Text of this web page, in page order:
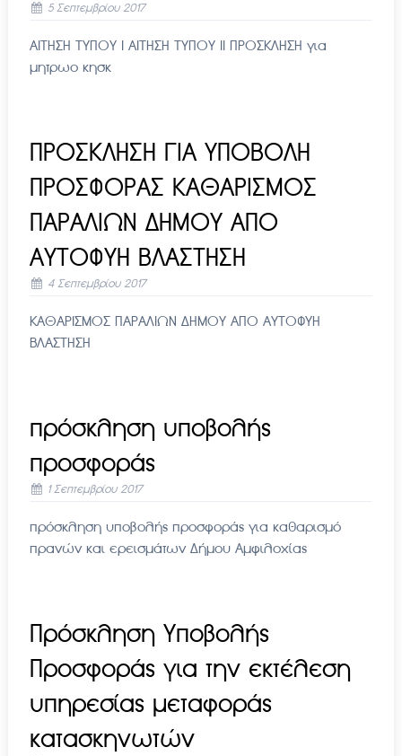
5 Σεπτεμβρίου 2017
ΑΙΤΗΣΗ ΤΥΠΟΥ Ι ΑΙΤΗΣΗ ΤΥΠΟΥ ΙΙ ΠΡΟΣΚΛΗΣΗ για
μητρωο κησκ
ΠΡΟΣΚΛΗΣΗ ΓΙΑ ΥΠΟΒΟΛΗ
ΠΡΟΣΦΟΡΑΣ ΚΑΘΑΡΙΣΜΟΣ
ΠΑΡΑΛΙΩΝ ΔΗΜΟΥ ΑΠΟ
ΑΥΤΟΦΥΗ ΒΛΑΣΤΗΣΗ
4 Σεπτεμβρίου 2017
ΚΑΘΑΡΙΣΜΟΣ ΠΑΡΑΛΙΩΝ ΔΗΜΟΥ ΑΠΟ ΑΥΤΟΦΥΗ
ΒΛΑΣΤΗΣΗ
πρόσκληση υποβολής
προσφοράς
1 Σεπτεμβρίου 2017
πρόσκληση υποβολής προσφοράς για καθαρισμό
πρανών και ερεισμάτων Δήμου Αμφιλοχίας
Πρόσκληση Υποβολής
Προσφοράς για την εκτέλεση
υπηρεσίας μεταφοράς
κατασκηνωτών